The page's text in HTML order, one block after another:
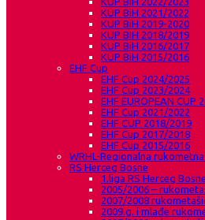
KUP BiH 2021/2022
KUP BiH 2019-2020
KUP BIH 2018/2019
KUP BiH 2016/2017
KUP BiH 2015/2016
EHF Cup
EHF Cup 2024/2025
EHF Cup 2023/2024
EHF EUROPEAN CUP
EHF Cup 2021/2022
EHF CUP 2018/2019
EHF Cup 2017/2018
EHF Cup 2015/2016
WRHL-Regionalna
RS Herceg Bosne
1.liga RS Herceg
2005/2006 –
2007/2008
2009.g. i mlađe